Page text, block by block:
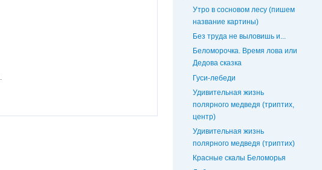
Утро в сосновом лесу (пишем
название картины)
Без труда не выловишь и...
Беломорочка. Время лова или
Дедова сказка
Гуси-лебеди
Удивительная жизнь
полярного медведя (триптих,
центр)
Удивительная жизнь
полярного медведя (триптих)
Красные скалы Беломорья